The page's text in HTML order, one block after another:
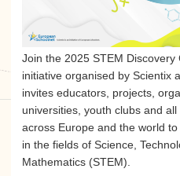
Join the 2025 STEM
initiative organised by Scientix
invites educators, projects,
universities, youth clubs and
across Europe and the world
in the fields of Science,
Mathematics (STEM).